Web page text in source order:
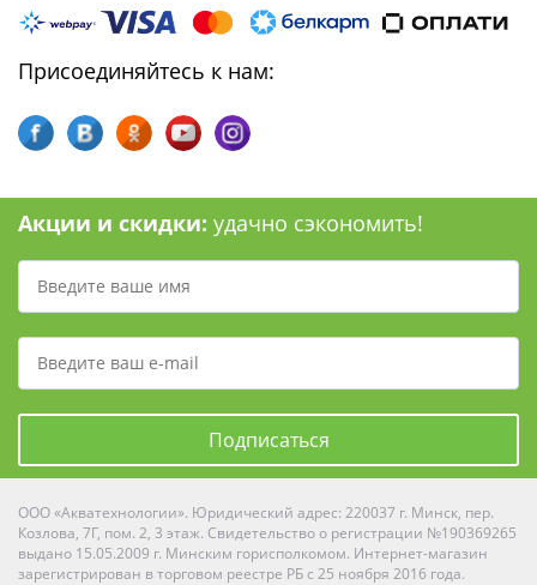
Присоединяйтесь к нам:
Акции и скидки: удачно сэкономить!
Подписаться
ООО «Акватехнологии». Юридический адрес: 220037 г. Минск, пер.
Козлова, 7Г, пом. 2, 3 этаж. Свидетельство о регистрации №190369265
выдано 15.05.2009 г. Минским горисполкомом. Интернет-магазин
зарегистрирован в торговом реестре РБ с 25 ноября 2016 года.